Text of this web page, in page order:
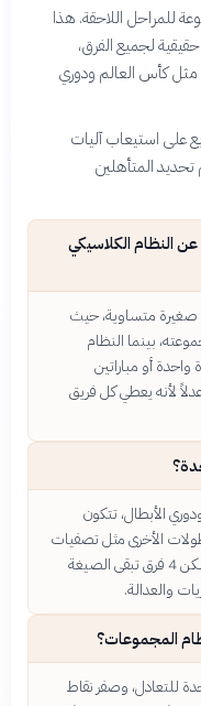
للمراحل اللاحقة. هذا
لجميع الفرق،
كأس العالم ودوري
على استيعاب آليات
تحديد المتأهلين
النظام الكلاسيكي
صغيرة متساوية، حيث
بينما النظام
أو مباراتين
لأنه يعطي كل فريق
الأبطال، تتكون
البطولات الأخرى مثل تصفيات
كأس العالم قد تضم المجموعة 5 أو 6 فرق، لكن 4 فرق تبقى الصيغة
والعدالة.
المجموعات؟
ونقطة واحدة للتعادل، وصفر نقاط